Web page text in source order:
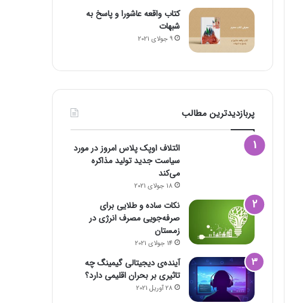
کتاب واقعه عاشورا و پاسخ به
شبهات
9 جولای 2021
پربازدیدترین مطالب
ائتلاف اوپک پلاس امروز در مورد
سیاست جدید تولید مذاکره
می‌کند
18 جولای 2021
نکات ساده و طلایی برای
صرفه‌جویی مصرف انرژی در
زمستان
14 جولای 2021
آینده‌ی دیجیتالی گیمینگ چه
تاثیری بر بحران اقلیمی دارد؟
28 آوریل 2021